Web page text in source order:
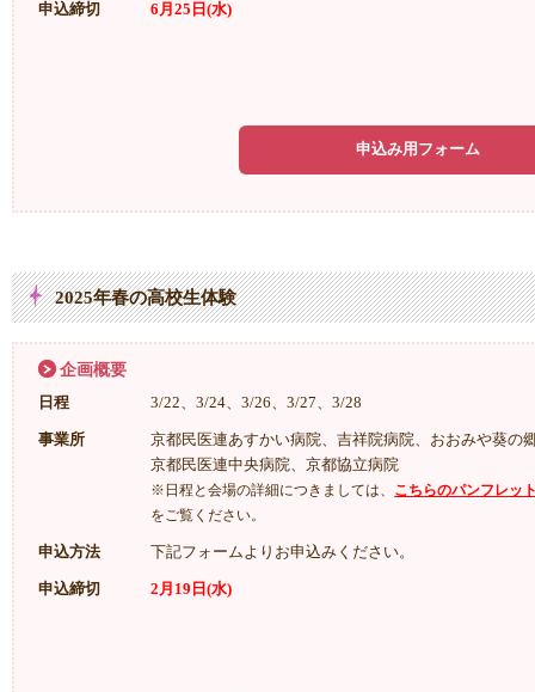
申込締切 6月25日(水)
申込み用フォーム
2025年春の高校生体験
企画概要
日程 3/22、3/24、3/26、3/27、3/28
事業所
京都民医連あすかい病院、吉祥院病院、おおみや葵の
京都民医連中央病院、京都協立病院
※日程と会場の詳細につきましては、 こちらのパンフレッ
をご覧ください。
申込方法 下記フォームよりお申込みください。
申込締切 2月19日(水)